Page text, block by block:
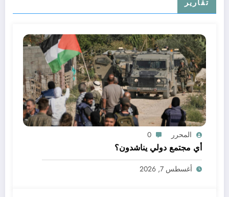
تقارير
المحرر 0
أي مجتمع دولي يناشدون؟
أغسطس 7, 2026